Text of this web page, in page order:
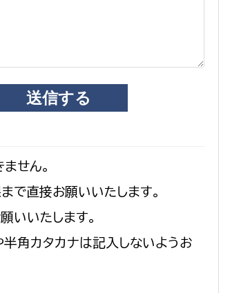
せん。
で直接お願いいたします。
いいたします。
角カタカナは記入しないようお